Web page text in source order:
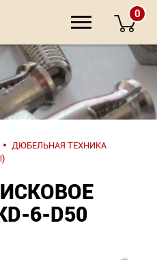
0
ДЮБЕЛЬНАЯ ТЕХНИКА
6-D50